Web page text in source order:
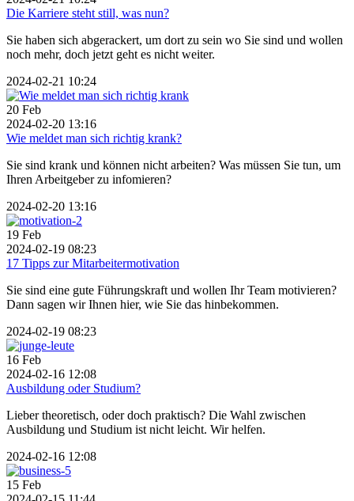
Die Karriere steht still, was nun?
Sie haben sich abgerackert, um dort zu sein wo Sie sind und wollen
noch mehr, doch jetzt geht es nicht weiter.
2024-02-21 10:24
20 Feb
2024-02-20 13:16
Wie meldet man sich richtig krank?
Sie sind krank und können nicht arbeiten? Was müssen Sie tun, um
Ihren Arbeitgeber zu infomieren?
2024-02-20 13:16
19 Feb
2024-02-19 08:23
17 Tipps zur Mitarbeitermotivation
Sie sind eine gute Führungskraft und wollen Ihr Team motivieren?
Dann sagen wir Ihnen hier, wie Sie das hinbekommen.
2024-02-19 08:23
16 Feb
2024-02-16 12:08
Ausbildung oder Studium?
Lieber theoretisch, oder doch praktisch? Die Wahl zwischen
Ausbildung und Studium ist nicht leicht. Wir helfen.
2024-02-16 12:08
15 Feb